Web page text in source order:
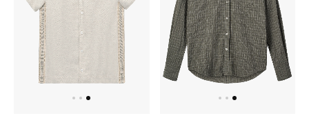
خصومات
ما وصلنا حديثاً